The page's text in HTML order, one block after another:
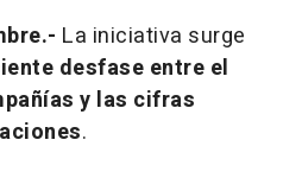
La iniciativa surge
desfase entre el
y las cifras
.